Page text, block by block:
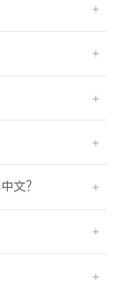
文？